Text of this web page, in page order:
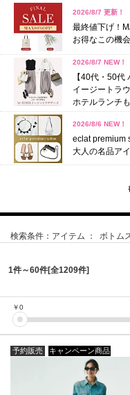
2026/8/7 更新！
最終値下げ！
お得なこの機
2026/8/7 NEW！
【40代・50
イージートラ
ホテルランチ
2026/8/6 NEW！
eclat premium
大人の名品ア
検索条件： アイテム ： ボトム
1件～60件[全1209件]
￥0
予約販売 キャンペーン商品